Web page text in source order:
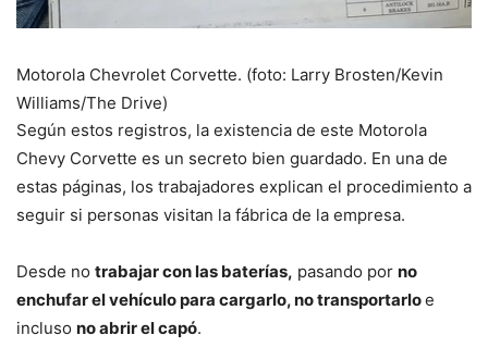
Motorola Chevrolet Corvette. (foto: Larry Brosten/Kevin
Williams/The Drive)
Según estos registros, la existencia de este Motorola
Chevy Corvette es un secreto bien guardado. En una de
estas páginas, los trabajadores explican el procedimiento a
seguir si personas visitan la fábrica de la empresa.
Desde no trabajar con las baterías, pasando por no
enchufar el vehículo para cargarlo, no transportarloe
incluso no abrir el capó.